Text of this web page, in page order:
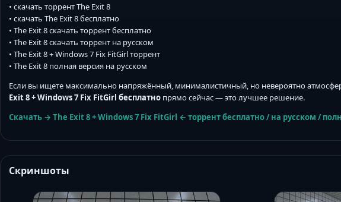
• скачать торрент The Exit 8
• скачать The Exit 8 бесплатно
• The Exit 8 скачать торрент бесплатно
• The Exit 8 скачать торрент на русском
• The Exit 8 + Windows 7 Fix FitGirl торрент
• The Exit 8 полная версия на русском
Если вы ищете максимально напряжённый, минималистичный, но невероятно
Exit 8 + Windows 7 Fix FitGirl бесплатно прямо сейчас — это лучшее решение.
Скачать → The Exit 8 + Windows 7 Fix FitGirl ← торрент бесплатно/ на русском /
Скриншоты